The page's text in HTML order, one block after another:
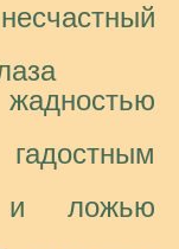
и ложью